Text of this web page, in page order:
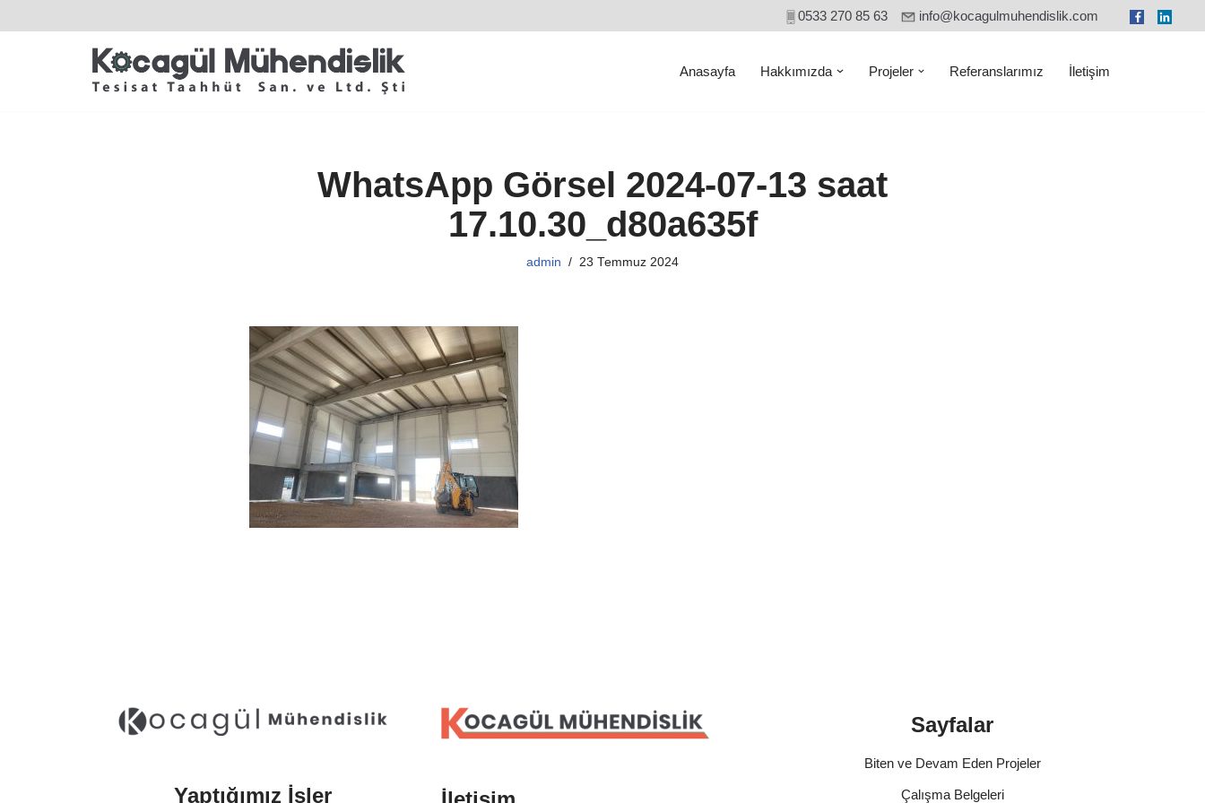
0533 270 85 63 info@kocagulmuhendislik.com
Anasayfa Hakkımızda Projeler Referanslarımız İletişim
WhatsApp Görsel 2024-07-13 saat
17.10.30_d80a635f
admin 23 Temmuz 2024
Yaptığımız İşler
Sayfalar
Biten ve Devam Eden Projeler
Çalışma Belgeleri